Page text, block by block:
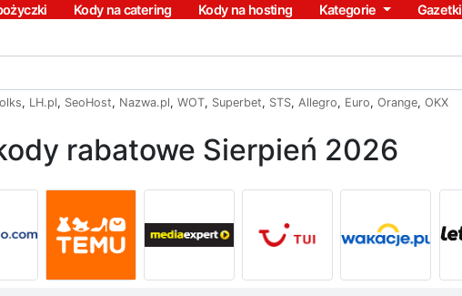
Kody na catering Kody na hosting Kategorie Gazetki
, LH.pl, SeoHost, Nazwa.pl, WOT, Superbet, STS, Allegro, Euro, Orange, OKX
rabatowe Sierpień 2026